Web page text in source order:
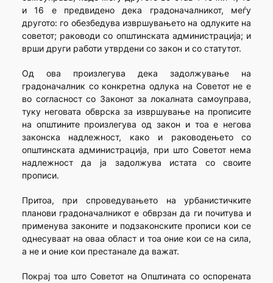
и 16 е предвидено дека градоначалникот, меѓу
другото: го обезбедува извршувањето на одлуките на
советот; раководи со општинската администрација; и
врши други работи утврдени со закон и со статутот.
Од ова произлегува дека задолжување на
градоначалник со конкретна одлука на Советот не е
во согласност со Законот за локалната самоуправа,
туку неговата обврска за извршување на прописите
на општините произлегува од закон и тоа е негова
законска надлежност, како и раководењето со
општинската администрација, при што Советот нема
надлежност да ја задолжува истата со своите
прописи.
Притоа, при спроведувањето на урбанистичките
планови градоначалникот е обврзан да ги почитува и
применува законите и подзаконските прописи кои се
однесуваат на оваа област и тоа оние кои се на сила,
а не и оние кои престанале да важат.
Покрај тоа што Советот на Општината со оспорената